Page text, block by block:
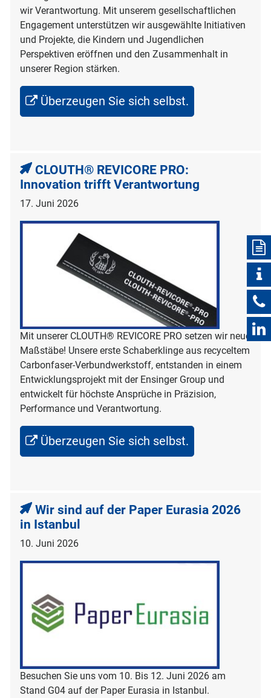
wir Verantwortung. Mit unserem gesellschaftlichen
Engagement unterstützen wir ausgewählte Initiativen
und Projekte, die Kindern und Jugendlichen
Perspektiven eröffnen und den Zusammenhalt in
unserer Region stärken.
Überzeugen Sie sich selbst.
CLOUTH® REVICORE PRO:
Innovation trifft Verantwortung
17. Juni 2026
Mit unserer CLOUTH® REVICORE PRO setzen wir neue
Maßstäbe! Unsere erste Schaberklinge aus recyceltem
Carbonfaser-Verbundwerkstoff, entstanden in einem
Entwicklungsprojekt mit der Ensinger Group und
entwickelt für höchste Ansprüche in Präzision,
Performance und Verantwortung.
Überzeugen Sie sich selbst.
Wir sind auf der Paper Eurasia 2026
in Istanbul
10. Juni 2026
Besuchen Sie uns vom 10. Bis 12. Juni 2026 am
Stand G04 auf der Paper Eurasia in Istanbul.